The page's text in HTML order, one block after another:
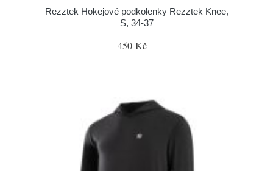
Rezztek Hokejové podkolenky Rezztek Knee,
S, 34-37
450 Kč